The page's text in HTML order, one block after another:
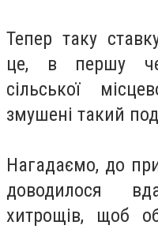
Тепер таку
це, в першу
сільської
змушені такий
Нагадаємо, до
доводилося
хитрощів, щоб